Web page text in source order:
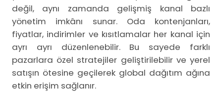
değil, aynı zamanda gelişmiş kanal bazlı
yönetim imkânı sunar. Oda kontenjanları,
fiyatlar, indirimler ve kısıtlamalar her kanal için
ayrı ayrı düzenlenebilir. Bu sayede farklı
pazarlara özel stratejiler geliştirilebilir ve yerel
satışın ötesine geçilerek global dağıtım ağına
etkin erişim sağlanır.